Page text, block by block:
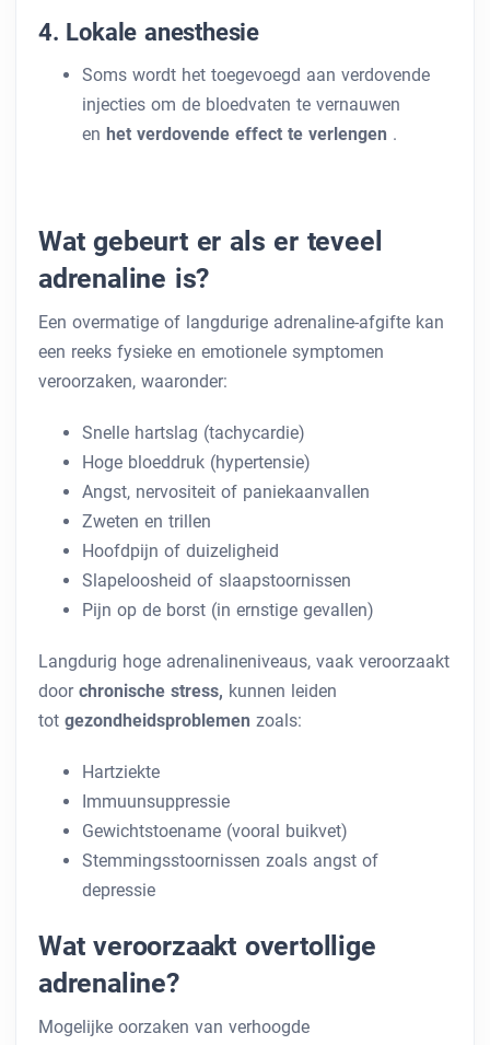
4. Lokale anesthesie
Soms wordt het toegevoegd aan verdovende
injecties om de bloedvaten te vernauwen
en het verdovende effect te verlengen .
Wat gebeurt er als er teveel
adrenaline is?
Een overmatige of langdurige adrenaline-afgifte kan
een reeks fysieke en emotionele symptomen
veroorzaken, waaronder:
Snelle hartslag (tachycardie)
Hoge bloeddruk (hypertensie)
Angst, nervositeit of paniekaanvallen
Zweten en trillen
Hoofdpijn of duizeligheid
Slapeloosheid of slaapstoornissen
Pijn op de borst (in ernstige gevallen)
Langdurig hoge adrenalineniveaus, vaak veroorzaakt
door chronische stress, kunnen leiden
tot gezondheidsproblemen zoals:
Hartziekte
Immuunsuppressie
Gewichtstoename (vooral buikvet)
Stemmingsstoornissen zoals angst of
depressie
Wat veroorzaakt overtollige
adrenaline?
Mogelijke oorzaken van verhoogde